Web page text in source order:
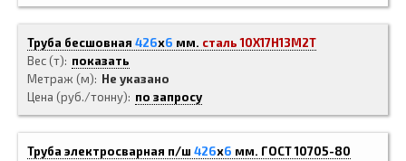
Труба бесшовная 426x6 мм. сталь 10Х17Н13М2Т
Вес (т)
показать
Метраж (м)
Не указано
Цена (руб./тонну)
по запросу
Труба электросварная п/ш 426x6 мм. ГОСТ 10705-80